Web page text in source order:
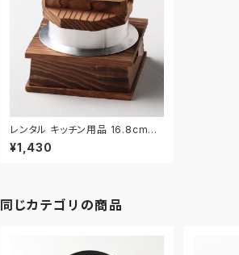
レンタル キッチン用品 16.8cm｜
KIW007
¥1,430
同じカテゴリの商品